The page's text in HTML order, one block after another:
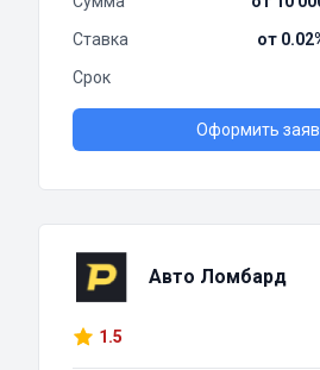
Ставка
от
Срок
Оформить
Авто Ломбард
1.5